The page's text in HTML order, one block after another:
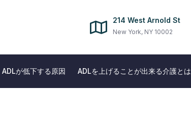
214 West Arnold St
New York, NY 10002
ADLが低下する原因 ADLを上げることが出来る介護とは